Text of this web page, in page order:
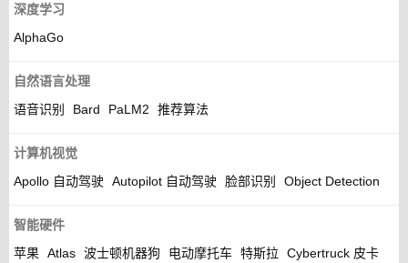
深度学习
AlphaGo
自然语言处理
语音识别
Bard PaLM2 推荐算法
计算机视觉
Apollo 自动驾驶
Autopilot 自动驾驶 脸部识别 Object Detection
智能硬件
苹果 Atlas 波士顿机器狗 电动摩托车 特斯拉 Cybertruck 皮卡